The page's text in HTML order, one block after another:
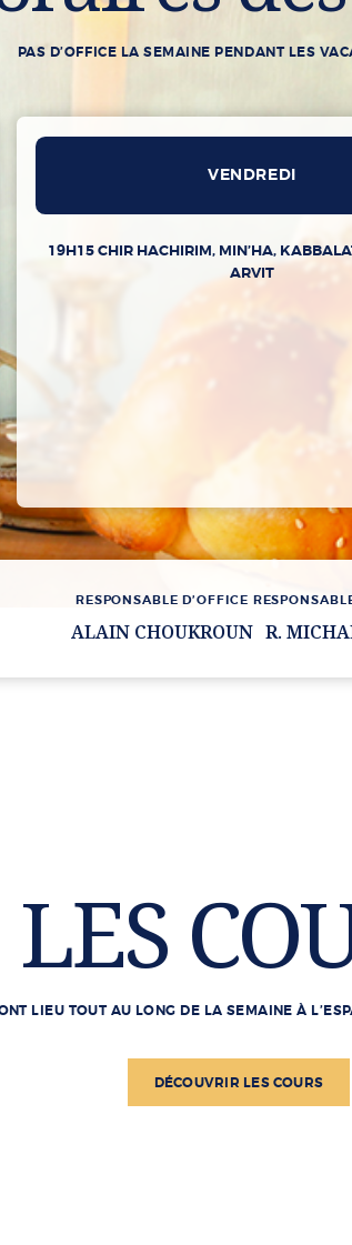
PAS D’OFFICE LA SEMAINE PENDANT LES
VENDREDI
19H15 CHIR HACHIRIM, MIN’HA,
ARVIT
RESPONSABLE D’OFFICE
ALAIN CHOUKROUN R.
LES
LIEU TOUT AU LONG DE LA SEMAINE À
DÉCOUVRIR LES COURS